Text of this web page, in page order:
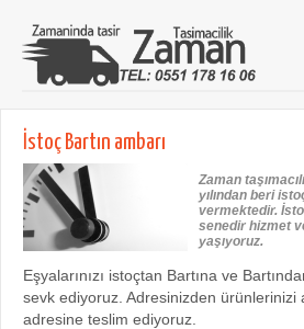
Ana Sayfa
Hizmetlerimiz
iletişim
İstoç Bartın ambarı
Zaman
yılından beri
vermektedir.
senedir hizmet
yaşıyoruz.
Eşyalarınızı istoçtan Bartına ve
sevk ediyoruz. Adresinizden ürünlerinizi
adresine teslim ediyoruz.